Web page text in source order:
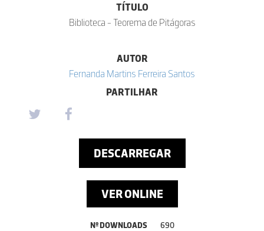
TÍTULO
Biblioteca - Teorema de Pitágoras
AUTOR
Fernanda Martins Ferreira Santos
PARTILHAR
DESCARREGAR
VER ONLINE
Nº DOWNLOADS 690